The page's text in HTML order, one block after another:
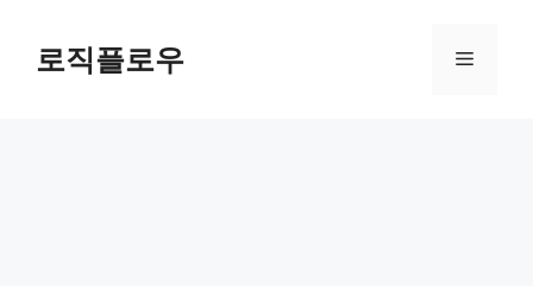
content로직플로우 Menu